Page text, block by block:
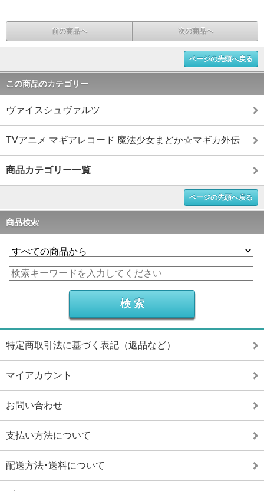
前の商品へ 次の商品へ
ページの先頭へ戻る
この商品のカテゴリー
ヴァイスシュヴァルツ
TVアニメ マギアレコード 魔法少女まどか☆マギカ外伝
商品カテゴリー一覧
ページの先頭へ戻る
商品検索
特定商取引法に基づく表記（返品など）
マイアカウント
お問い合わせ
支払い方法について
配送方法･送料について